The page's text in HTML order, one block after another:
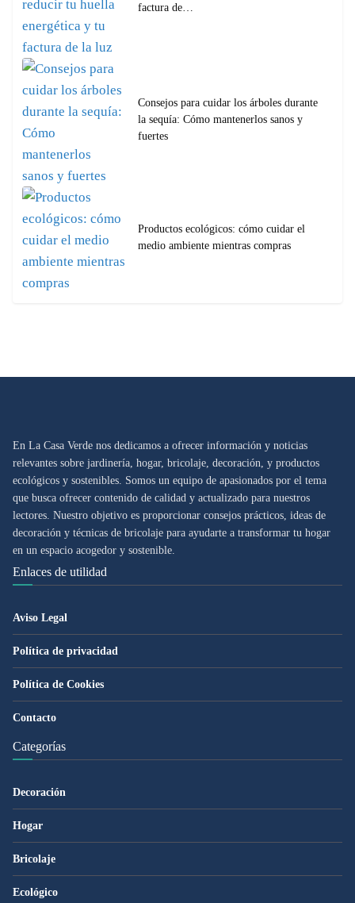
factura de…
Consejos para cuidar los árboles durante
la sequía: Cómo mantenerlos sanos y
fuertes
Productos ecológicos: cómo cuidar el
medio ambiente mientras compras
En La Casa Verde nos dedicamos a ofrecer información y noticias
relevantes sobre jardinería, hogar, bricolaje, decoración, y productos
ecológicos y sostenibles. Somos un equipo de apasionados por el tema
que busca ofrecer contenido de calidad y actualizado para nuestros
lectores. Nuestro objetivo es proporcionar consejos prácticos, ideas de
decoración y técnicas de bricolaje para ayudarte a transformar tu hogar
en un espacio acogedor y sostenible.
Enlaces de utilidad
Aviso Legal
Política de privacidad
Política de Cookies
Contacto
Categorías
Decoración
Hogar
Bricolaje
Ecológico